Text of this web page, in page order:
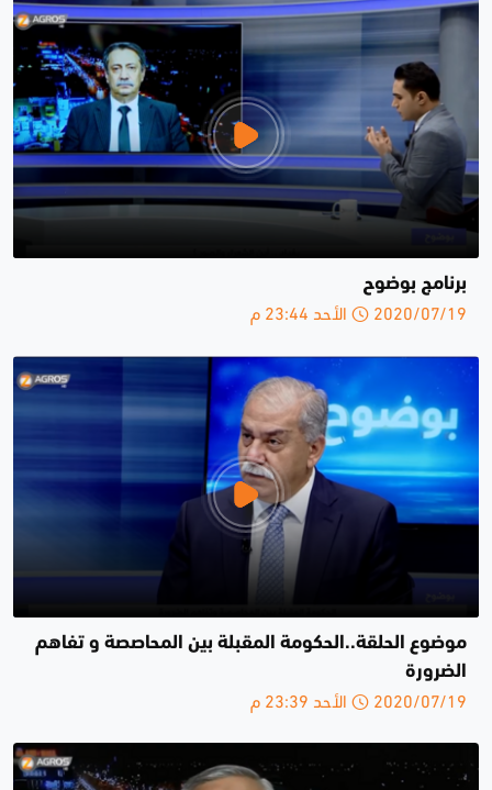
برنامج بوضوح
2020/07/19 الأحد 23:44 م
موضوع الحلقة..الحكومة المقبلة بين المحاصصة و تفاهم
الضرورة
2020/07/19 الأحد 23:39 م